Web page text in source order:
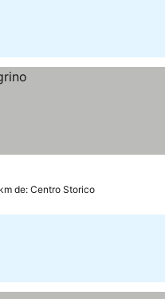
de: Centro Storico